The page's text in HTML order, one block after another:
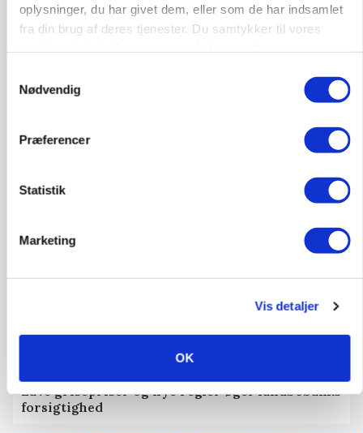
oplysninger, du har givet dem, eller som de har indsamlet
fra din brug af deres tjenester. Du samtykker til vores
Nødvendig
Præferencer
Statistik
Marketing
Vis detaljer
OK
Annonce
Olieprisfald og fredshåb sender F5-renten ned
på 3 procent
Lave grisepriser og nye regler øger landbobanks
forsigtighed